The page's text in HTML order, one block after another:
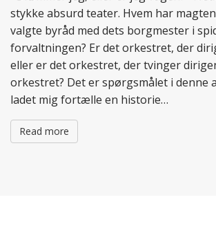
stykke absurd teater. Hvem har
valgte byråd med dets borgmester i
forvaltningen? Er det orkestret, der
eller er det orkestret, der tvinger
orkestret? Det er spørgsmålet i denne
ladet mig fortælle en historie…
Read more